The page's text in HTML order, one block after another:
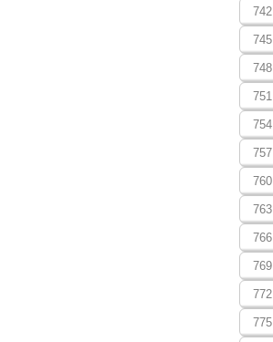
742
745
748
751
754
757
760
763
766
769
772
775